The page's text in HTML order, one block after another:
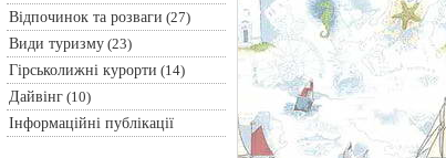
Відпочинок та розваги (27)
Види туризму(23)
Гірськолижні курорти (14)
Дайвінг(10)
Інформаційні публікації